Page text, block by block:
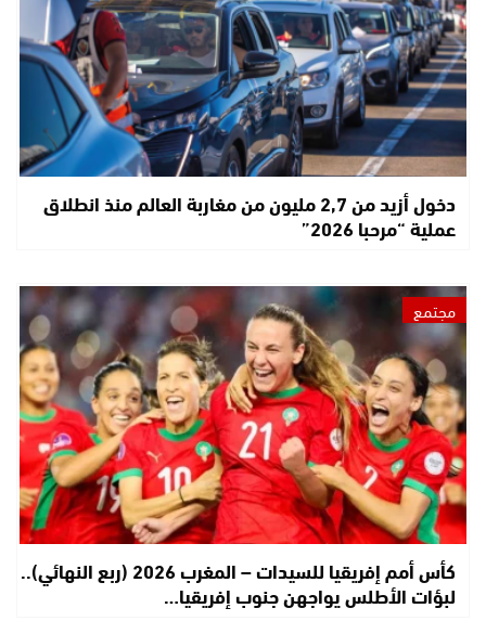
دخول أزيد من 2,7 مليون من مغاربة العالم منذ انطلاق
عملية “مرحبا 2026”
مجتمع
كأس أمم إفريقيا للسيدات – المغرب 2026 (ربع النهائي)..
لبؤات الأطلس يواجهن جنوب إفريقيا…